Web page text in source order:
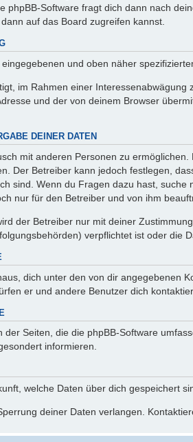
phpBB-Software fragt dich dann nach
auf das Board zugreifen kannst.
und oben näher
im Rahmen einer
und der von deinem Browser
DEINER DATEN
mit anderen Personen zu
Der Betreiber kann jedoch festlegen,
sind. Wenn du Fragen dazu hast,
nur für den Betreiber und von ihm
der Betreiber nur mit deiner
verpflichtet ist oder die
dich unter den von dir angegebenen
er und andere Benutzer dich
der Seiten, die die phpBB-Software
informieren.
welche Daten über dich gespeichert
deiner Daten verlangen.